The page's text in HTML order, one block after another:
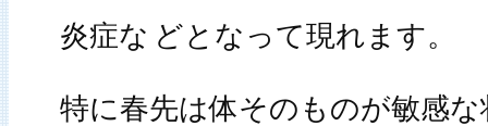
炎症な どとなって現れます。
特に春先は体そのものが敏感